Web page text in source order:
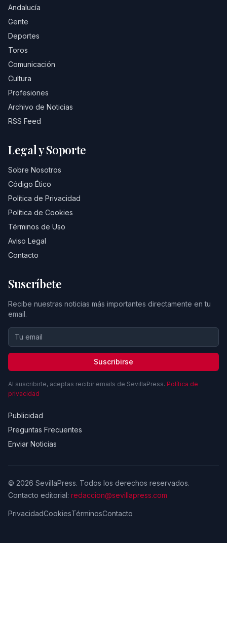
Andalucía
Gente
Deportes
Toros
Comunicación
Cultura
Profesiones
Archivo de Noticias
RSS Feed
Legal y Soporte
Sobre Nosotros
Código Ético
Política de Privacidad
Política de Cookies
Términos de Uso
Aviso Legal
Contacto
Suscríbete
Recibe nuestras noticias más importantes directamente en tu
email.
Suscribirse
Al suscribirte, aceptas recibir emails de SevillaPress. Política de
privacidad
Publicidad
Preguntas Frecuentes
Enviar Noticias
© 2026 SevillaPress. Todos los derechos reservados.
Contacto editorial: redaccion@sevillapress.com
PrivacidadCookiesTérminosContacto